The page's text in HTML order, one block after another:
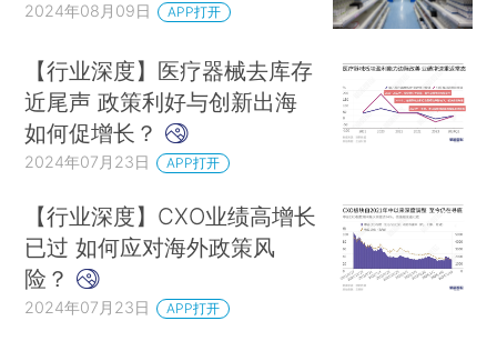
2024年08月09日 APP打开
【行业深度】医疗器械去库存
近尾声 政策利好与创新出海
如何促增长？
2024年07月23日 APP打开
【行业深度】CXO业绩高增长
已过 如何应对海外政策风
险？
2024年07月23日 APP打开